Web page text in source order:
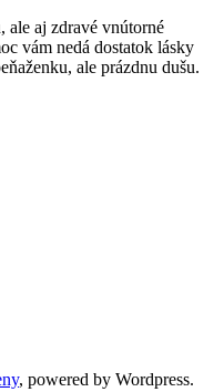
ale aj zdravé vnútorné
vám nedá dostatok lásky
ale prázdnu dušu.
, powered by Wordpress.